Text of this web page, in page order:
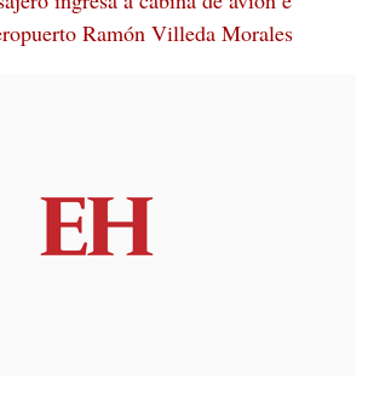
Ramón Villeda Morales